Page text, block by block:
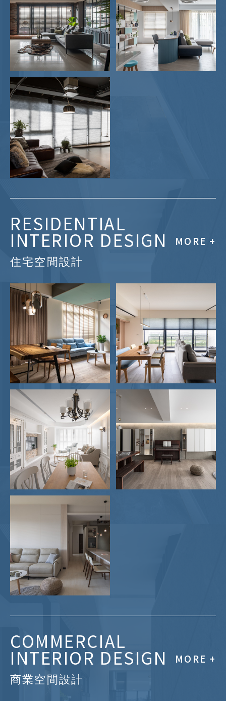
採光通風流動路徑優化
規劃未來空間彈性
收納機能視覺美學
了解更多
RESIDENTIAL
INTERIOR DESIGN
住宅空間設計
MORE +
3D 虛擬預視掌握空間比例
嚴選高品質建材
專業監工完美落地
COMMERCIAL
INTERIOR DESIGN
商業空間設計
MORE +